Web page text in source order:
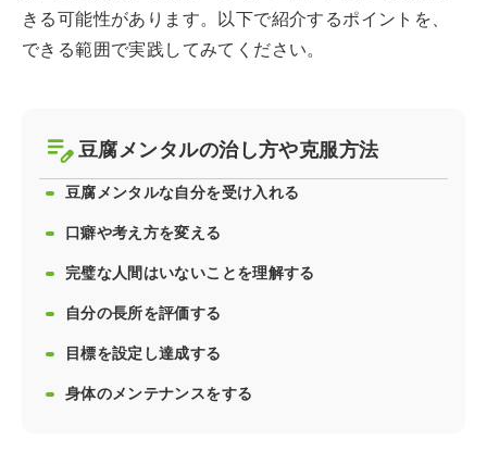
きる可能性があります。以下で紹介するポイントを、
できる範囲で実践してみてください。
豆腐メンタルの治し方や克服方法
豆腐メンタルな自分を受け入れる
口癖や考え方を変える
完璧な人間はいないことを理解する
自分の長所を評価する
目標を設定し達成する
身体のメンテナンスをする